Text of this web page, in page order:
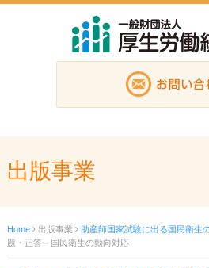
出版事業
Home 出版事業 助産師国家試験に出る国民衛生
題・正答－国民衛生の動向対応